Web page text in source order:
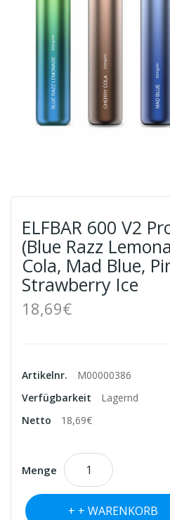
ELFBAR 600 V2
(Blue Razz
Cola, Mad Blue,
Strawberry Ice
18,69€
Artikelnr.
M00000386
Verfügbarkeit
Lagernd
Netto
18,69€
Menge
+ WARENKORB